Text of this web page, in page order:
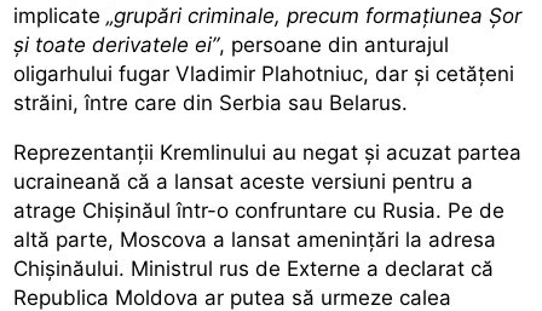
implicate„grupări criminale, precum formațiunea Șor
și toate derivatele ei”, persoane din anturajul
oligarhului fugar Vladimir Plahotniuc, dar și cetățeni
străini, între care din Serbia sau Belarus.
Reprezentanții Kremlinului au negat și acuzat partea
ucraineană că a lansat aceste versiuni pentru a
atrage Chișinăul într-o confruntare cu Rusia. Pe de
altă parte, Moscova a lansat amenințări la adresa
Chișinăului. Ministrul rus de Externe a declarat că
Republica Moldova ar putea să urmeze calea